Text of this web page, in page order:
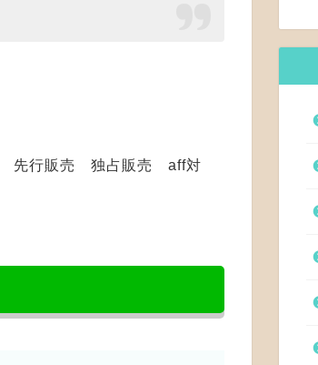
先行販売 独占販売 aff対